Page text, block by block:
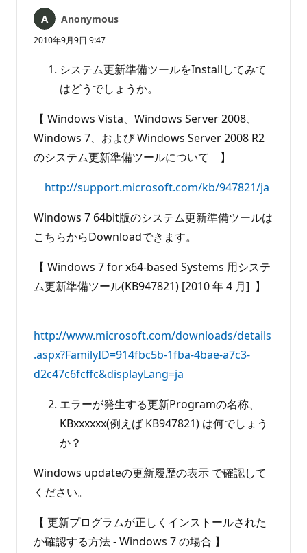
あ
り
せ
ん
Anonymous
2010年9月9日 9:47
システム更新準備ツールをInstallしてみて
はどうでしょうか。
【 Windows Vista、Windows Server 2008、
Windows 7、および Windows Server 2008 R2
のシステム更新準備ツールについて 】
http://support.microsoft.com/kb/947821/ja
Windows 7 64bit版のシステム更新準備ツールは
こちらからDownloadできます。
【 Windows 7 for x64-based Systems 用システ
ム更新準備ツール(KB947821) [2010 年 4 月] 】
http://www.microsoft.com/downloads/details
.aspx?FamilyID=914fbc5b-1fba-4bae-a7c3-
d2c47c6fcffc&displayLang=ja
エラーが発生する更新Programの名称、
KBxxxxxx(例えば KB947821) は何でしょう
か？
Windows updateの更新履歴の表示 で確認して
ください。
【 更新プログラムが正しくインストールされた
か確認する方法 - Windows 7 の場合 】